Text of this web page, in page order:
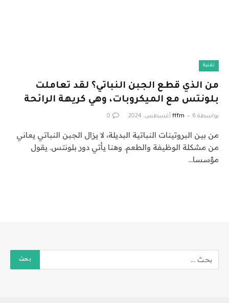
تقنية
من الذي قطع الجبن النباتي؟ لقد تعاملت
بلونتس مع الميكروبات، وهي كريهة الرائحة
بواسطة fffm 6 أغسطس، 2024 0
من بين البروتينات النباتية البديلة، لا يزال الجبن النباتي يعاني
من مشكلة الوظيفة والطعم. وهنا يأتي دور بلونتس. يقول
مؤسسا…